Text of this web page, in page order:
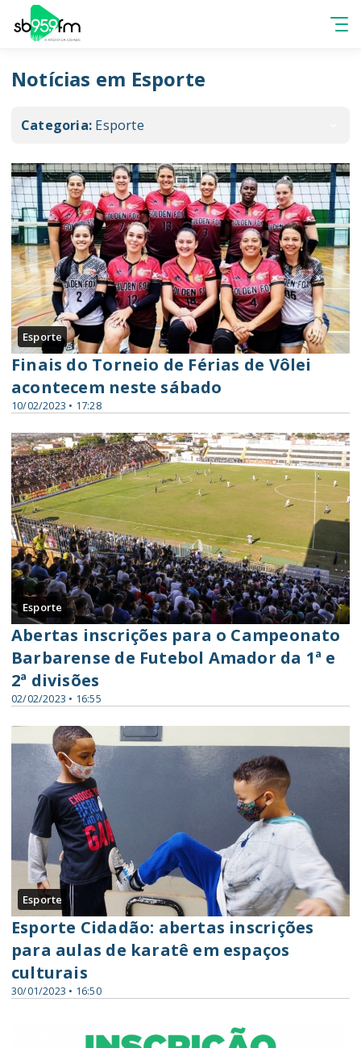
Notícias em Esporte
Categoria: Esporte
Esporte
10/02/2023 • 17:28
Finais do Torneio de Férias de Vôlei
acontecem neste sábado
Esporte
02/02/2023 • 16:55
Abertas inscrições para o Campeonato
Barbarense de Futebol Amador da 1ª e
2ª divisões
Esporte
30/01/2023 • 16:50
Esporte Cidadão: abertas inscrições
para aulas de karatê em espaços
culturais